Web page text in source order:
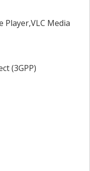
Player,VLC Media
(3GPP)